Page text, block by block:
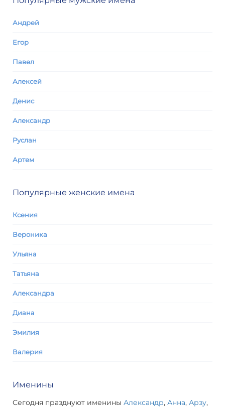
Андрей
Егор
Павел
Алексей
Денис
Александр
Руслан
Артем
Популярные женские имена
Ксения
Вероника
Ульяна
Татьяна
Александра
Диана
Эмилия
Валерия
Именины
Сегодня празднуют именины Александр, Анна, Арзу,